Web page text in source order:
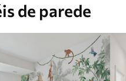
de parede